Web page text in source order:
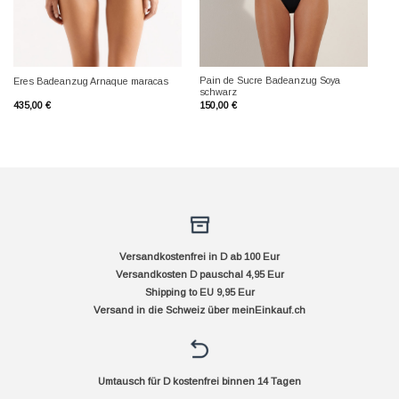
Eres Badeanzug Arnaque maracas
435,00 €
Pain de Sucre Badeanzug Soya
schwarz
150,00 €
Versandkostenfrei in D ab 100 Eur
Versandkosten D pauschal 4,95 Eur
Shipping to EU 9,95 Eur
Versand in die Schweiz über meinEinkauf.ch
Umtausch für D kostenfrei binnen 14 Tagen